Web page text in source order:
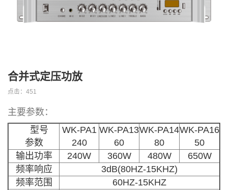
合并式定压功放
点击： 451
主要参数：
型号
参数
WK-PA1
240
WK-PA13
60
WK-PA14
80
WK-PA16
50
输出功率
240W 360W 480W
650W
频率响应
3dB(80HZ-15KHZ)
频率范围
60HZ-15KHZ